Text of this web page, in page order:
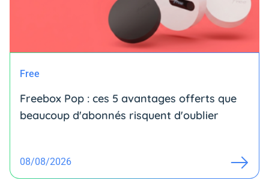
Free
Freebox Pop : ces 5 avantages offerts que
beaucoup d'abonnés risquent d'oublier
08/08/2026